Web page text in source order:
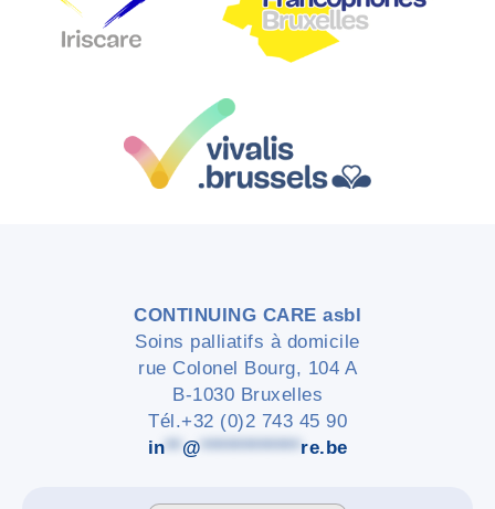
CONTINUING CARE asbl
Soins palliatifs à domicile
rue Colonel Bourg, 104 A
B-1030 Bruxelles
Tél.+32 (0)2 743 45 90
in**@************re.be